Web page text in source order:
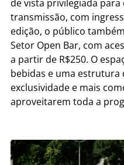
de vista privilegiada
transmissão, com
edição, o público
Setor Open Bar, com
a partir de R$250. O
bebidas e uma
exclusividade e mais
aproveitarem toda a